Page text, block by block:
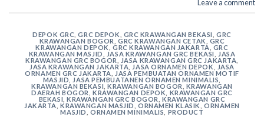
Leave a comment
DEPOK GRC ,GRC DEPOK GRC KRAWANGAN BEKASI
GRC
KRAWANGAN BOGOR
,GRC KRAWANGAN CETAK
GRC
KRAWANGAN DEPOK
GRC KRAWANGAN JAKARTA GRC
KRAWANGAN MASJID
JASA KRAWANGAN GRC BEKASI
JASA
KRAWANGAN GRC BOGOR
JASA KRAWANGAN GRC JAKARTA
JASA KRAWANGAN JAKARTA
JASA ORNAMEN DEPOK
JASA
ORNAMEN GRC JAKARTA
JASA PEMBUATAN ORNAMEN MOTIF
MASJID
JASA PEMBUATANEN ORNAMEN MINIMALIS
KRAWANGAN BEKASI ,KRAWANGAN BOGOR
KRAWANGAN
DAERAH BOGOR
,KRAWANGAN DEPOK
KRAWANGAN GRC
BEKASI ,KRAWANGAN GRC BOGOR
KRAWANGAN GRC
JAKARTA ,KRAWANGAN MASJID ,ORNAMEN KLASIK ,ORNAMEN
MASJID
ORNAMEN MINIMALIS PRODUCT